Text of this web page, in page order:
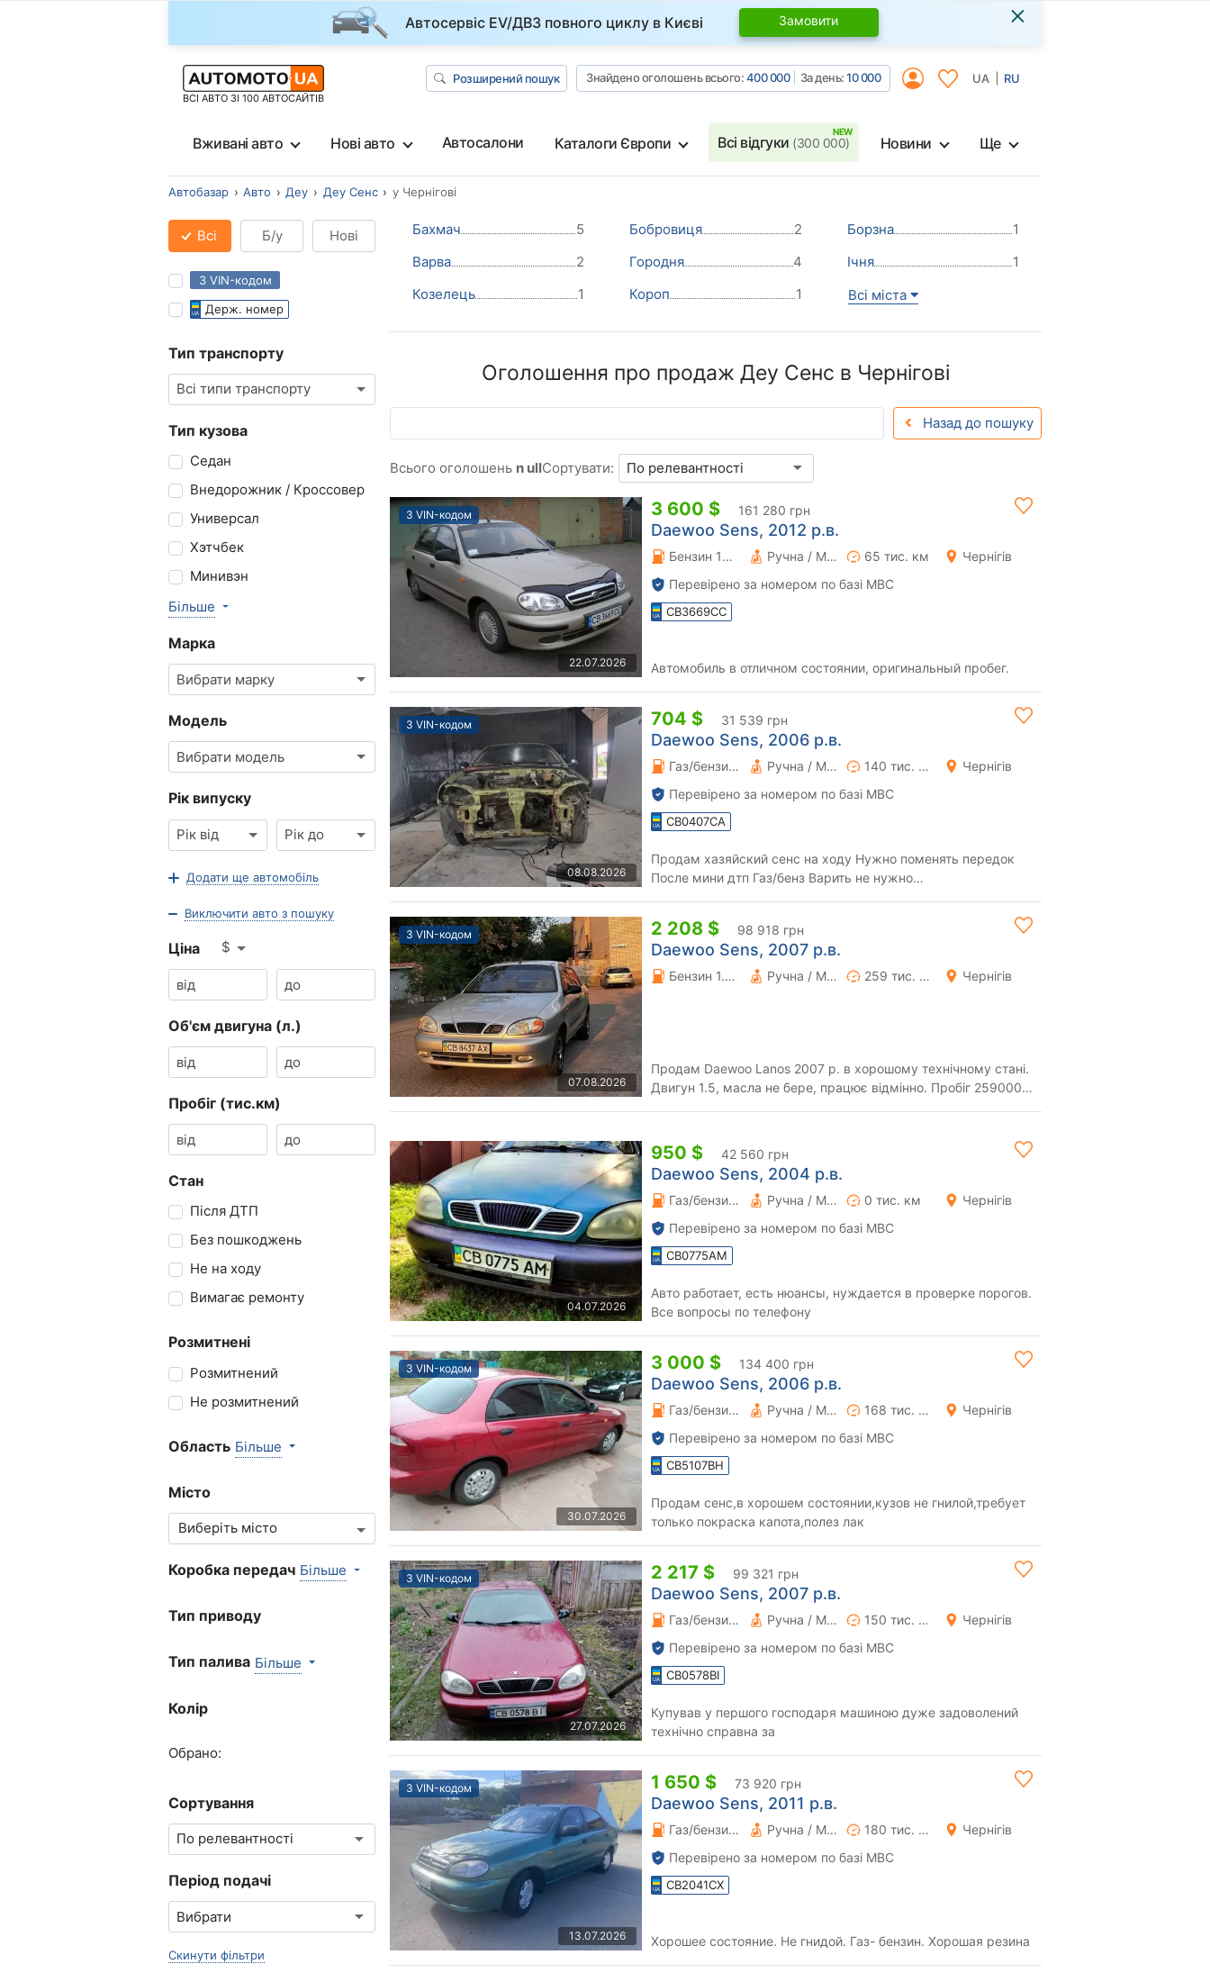
Автосервіс EV/ДВЗ повного циклу в Києві Замовити ×
ВСІ АВТО ЗІ 100 АВТОСАЙТІВ
Розширений пошук Знайдено оголошень всього:400 000 За день:10 000 UA RU
Вживані авто Нові авто Автосалони Каталоги Європи Всі відгуки (300 000) Новини Ще
Автобазар Авто Деу Деу Сенс у Чернігові
Всі Б/у Нові
З VIN-кодом
Держ. номер
Тип транспорту
Всі типи транспорту
Тип кузова
Седан
Внедорожник / Кроссовер
Универсал
Хэтчбек
Минивэн
Більше
Марка
Вибрати марку
Модель
Вибрати модель
Рік випуску
Рік від Рік до
Додати ще автомобіль
Виключити авто з пошуку
Ціна $
Об'єм двигуна (л.)
Пробіг (тис.км)
Стан
Після ДТП
Без пошкоджень
Не на ходу
Вимагає ремонту
Розмитнені
Розмитнений
Не розмитнений
Область Більше
Місто
Коробка передач Більше
Тип приводу
Тип палива Більше
Колір
Обрано:
Сортування
Період подачі
Скинути фільтри
Бахмач 5 Бобровиця 2 Борзна
1
Варва
2 Городня 4 Ічня
1
Козелець
1 Короп 1 Всі міста
Оголошення про продаж Деу Сенс в Чернігові
Назад до пошуку
Всього оголошень n ullСортувати:
З VIN-кодом
22.07.2026
3 600 $ 161 280 грн
Daewoo Sens, 2012 р.в.
Бензин 13 л. Ручна / Механіка 65 тис. км
Чернігів
Перевірено за номером по базі МВС
CB3669CC
Автомобиль в отличном состоянии, оригинальный пробег.
З VIN-кодом
08.08.2026
704 $ 31 539 грн
Daewoo Sens, 2006 р.в.
Газ/бензин 0 л. Ручна / Механіка 140 тис. км
Чернігів
Перевірено за номером по базі МВС
CB0407CA
Продам хазяйский сенс на ходу Нужно поменять передок
После мини дтп Газ/бенз Варить не нужно
З VIN-кодом
07.08.2026
2 208 $ 98 918 грн
Daewoo Sens, 2007 р.в.
Бензин 1.5 л. Ручна / Механіка 259 тис. км Чернігів
Продам Daewoo Lanos 2007 р. в хорошому технічному стані.
Двигун 1.5, масла не бере, працює відмінно. Пробіг 259000
04.07.2026
950 $ 42 560 грн
Daewoo Sens, 2004 р.в.
Газ/бензин 1.3 л. Ручна / Механіка 0 тис. км
Чернігів
Перевірено за номером по базі МВС
CB0775AM
Авто работает, есть нюансы, нуждается в проверке порогов.
Все вопросы по телефону
З VIN-кодом
30.07.2026
3 000 $ 134 400 грн
Daewoo Sens, 2006 р.в.
Газ/бензин 1.3 л. Ручна / Механіка 168 тис. км
Чернігів
Перевірено за номером по базі МВС
CB5107BH
Продам сенс,в хорошем состоянии,кузов не гнилой,требует
только покраска капота,полез лак
З VIN-кодом
27.07.2026
2 217 $ 99 321 грн
Daewoo Sens, 2007 р.в.
Газ/бензин 1.3 л. Ручна / Механіка 150 тис. км
Чернігів
Перевірено за номером по базі МВС
CB0578BI
Купував у першого господаря машиною дуже задоволений
технічно справна за
З VIN-кодом
13.07.2026
1 650 $ 73 920 грн
Daewoo Sens, 2011 р.в.
Газ/бензин 1.3 л. Ручна / Механіка 180 тис. км
Чернігів
Перевірено за номером по базі МВС
CB2041CX
Хорошее состояние. Не гнидой. Газ- бензин. Хорошая резина